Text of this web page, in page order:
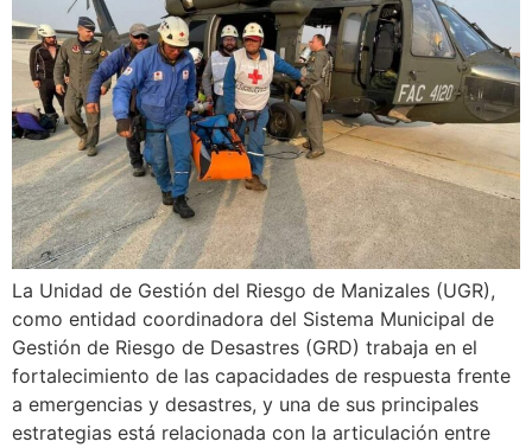
La Unidad de Gestión del Riesgo de Manizales (UGR),
como entidad coordinadora del Sistema Municipal de
Gestión de Riesgo de Desastres (GRD) trabaja en el
fortalecimiento de las capacidades de respuesta frente
a emergencias y desastres, y una de sus principales
estrategias está relacionada con la articulación entre